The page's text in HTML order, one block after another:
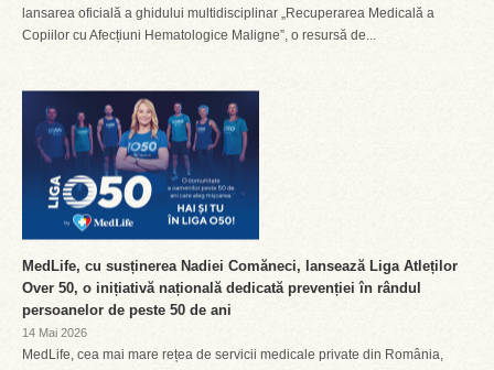
lansarea oficială a ghidului multidisciplinar „Recuperarea Medicală a
Copiilor cu Afecțiuni Hematologice Maligne”, o resursă de...
MedLife, cu susținerea Nadiei Comăneci, lansează Liga Atleților
Over 50, o inițiativă națională dedicată prevenției în rândul
persoanelor de peste 50 de ani
14 Mai 2026
MedLife, cea mai mare rețea de servicii medicale private din România,